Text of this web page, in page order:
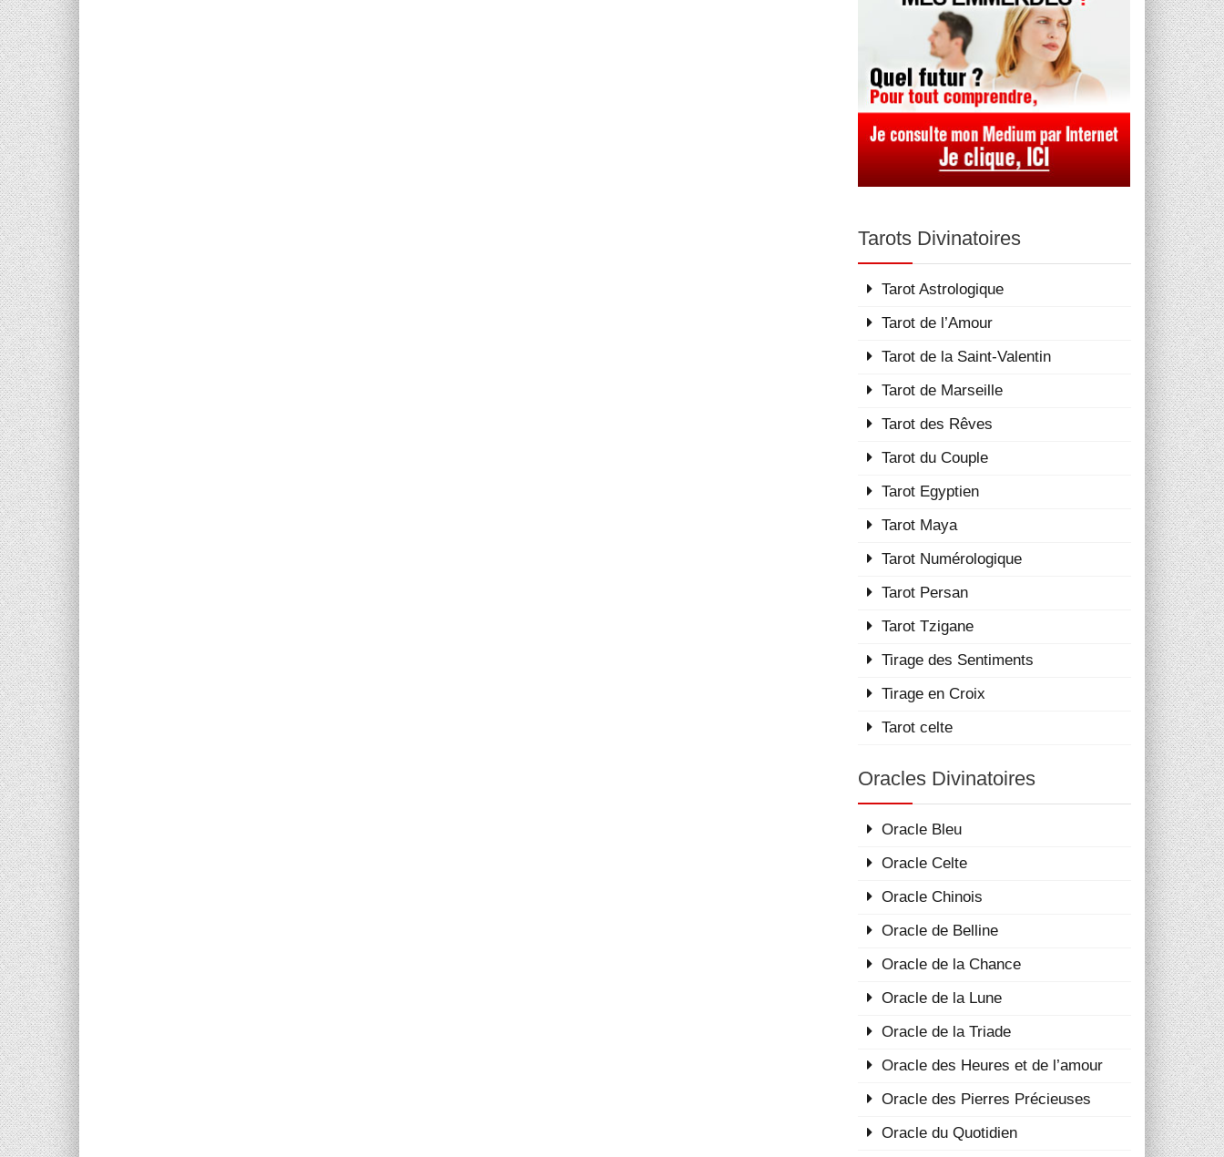
Tarots Divinatoires
Tarot Astrologique
Tarot de l’Amour
Tarot de la Saint-Valentin
Tarot de Marseille
Tarot des Rêves
Tarot du Couple
Tarot Egyptien
Tarot Maya
Tarot Numérologique
Tarot Persan
Tarot Tzigane
Tirage des Sentiments
Tirage en Croix
Tarot celte
Oracles Divinatoires
Oracle Bleu
Oracle Celte
Oracle Chinois
Oracle de Belline
Oracle de la Chance
Oracle de la Lune
Oracle de la Triade
Oracle des Heures et de l’amour
Oracle des Pierres Précieuses
Oracle du Quotidien